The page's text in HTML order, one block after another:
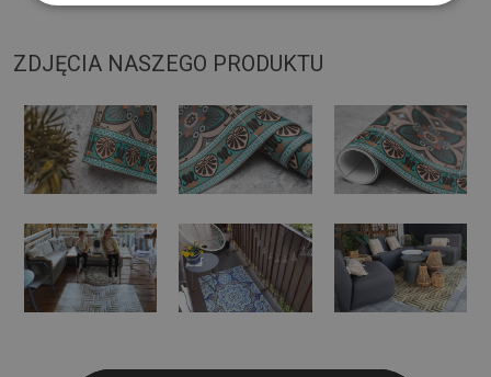
ZDJĘCIA NASZEGO PRODUKTU